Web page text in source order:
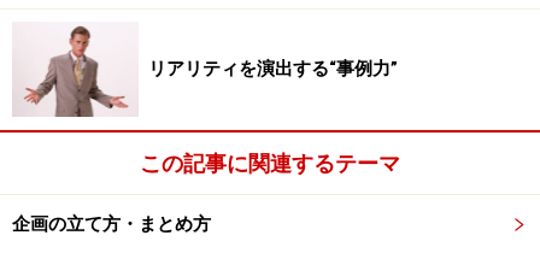
4.機能的なベネフィットを超えるものにする
現在、製品の特長や機能的なベネフィットに焦
点を当てようとする傾向がある。（中略）機能
的なベネフィットではなく、情緒的なベネフィ
ットや自己表現ベネフィットに目を向けてみよ
う。
リアリティを演出する“事例力”
この記事に関連するテーマ
企画の立て方・まとめ方